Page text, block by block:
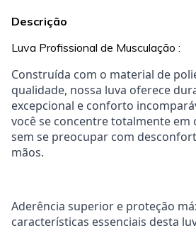
Descrição
Luva Profissional de Musculação :
Construída com o material de
qualidade, nossa luva oferece
excepcional e conforto
você se concentre totalmente em
sem se preocupar com
mãos.
Aderência superior e proteção
características essenciais desta